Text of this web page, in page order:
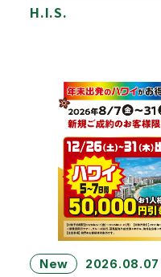
H.I.S.
New 2026.08.07